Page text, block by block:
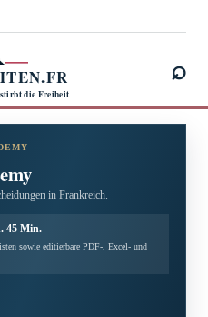
die Freiheit
⌕
in Frankreich.
45 Min.
sowie editierbare PDF-, Excel- und